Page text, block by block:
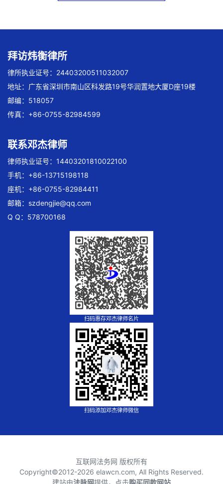
拜访炜衡律所
律所执业证号：24403200511032007
地址：广东省深圳市南山区科发路19号华润置地大厦D座19楼
邮编：518057
传真：+86-0755-82984599
联系邓杰律师
律师执业证号：14403201810022100
手机：+86-13715198118
座机：+86-0755-82984411
邮箱： szdengjie@qq.com
Q Q：578700168
扫码惠存邓杰律师名片
扫码添加邓杰律师微信
互联网法务网 版权所有
Copyright©2012-2026 elawcn.com, All Rights Reserved.
建站由法脉网提供，点击购买同款网站